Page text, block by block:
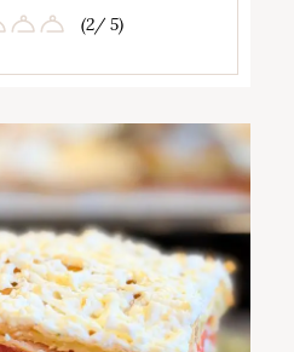
(2/ 5)